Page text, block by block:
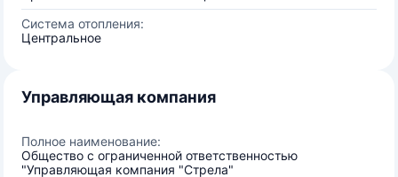
Система отопления:
Центральное
Управляющая компания
Полное наименование:
Общество с ограниченной ответственностью
"Управляющая компания "Стрела"